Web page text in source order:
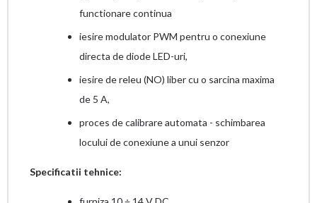
functionare continua
iesire modulator PWM pentru o conexiune
directa de diode LED-uri,
iesire de releu (NO) liber cu o sarcina maxima
de 5 A,
proces de calibrare automata - schimbarea
locului de conexiune a unui senzor
Specificatii tehnice: